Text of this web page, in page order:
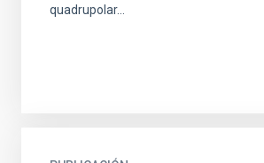
quadrupolar...